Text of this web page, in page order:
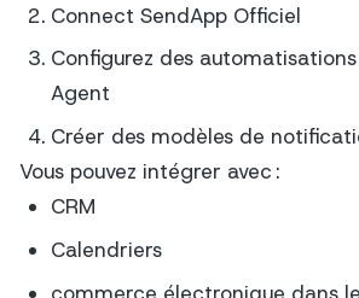
Connect SendApp Officiel
Configurez des
Agent
Créer des modèles de
Vous pouvez intégrer avec :
CRM
Calendriers